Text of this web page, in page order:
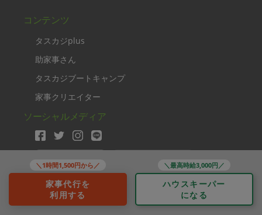
＼1時間1,500円から／
家事代行を
利用する
＼最高時給3,000円／
ハウスキーパー
になる
コンテンツ
タスカジplus
助家事さん
タスカジブートキャンプ
家事クリエイター
ソーシャルメディア